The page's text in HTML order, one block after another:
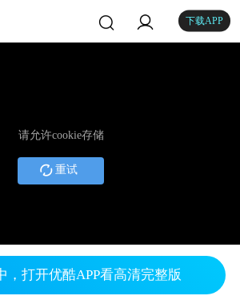
下载APP
请允许cookie存储
重试
，打开优酷APP看高清完整版